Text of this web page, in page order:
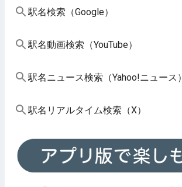
駅名検索（Google）
駅名動画検索（YouTube）
駅名ニュース検索（Yahoo!ニュース）
駅名リアルタイム検索（X）